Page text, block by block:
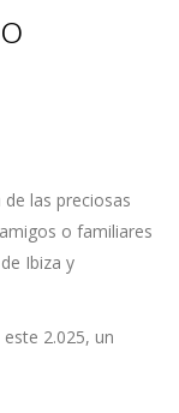
las preciosas
o familiares
Ibiza y
2.025, un